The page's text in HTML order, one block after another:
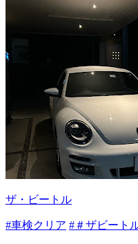
ザ・ビートル
#車検クリア #＃ザビート